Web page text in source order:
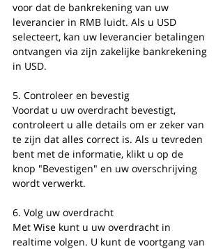
voor dat de bankrekening van uw
leverancier in RMB luidt. Als u USD
selecteert, kan uw leverancier betalingen
ontvangen via zijn zakelijke bankrekening
in USD.
5. Controleer en bevestig
Voordat u uw overdracht bevestigt,
controleert u alle details om er zeker van
te zijn dat alles correct is. Als u tevreden
bent met de informatie, klikt u op de
knop "Bevestigen" en uw overschrijving
wordt verwerkt.
6. Volg uw overdracht
Met Wise kunt u uw overdracht in
realtime volgen. U kunt de voortgang van